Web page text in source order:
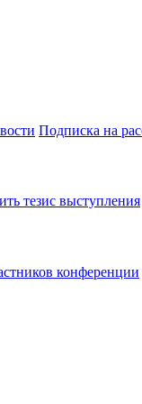
Подписка на
тезис выступления
конференции